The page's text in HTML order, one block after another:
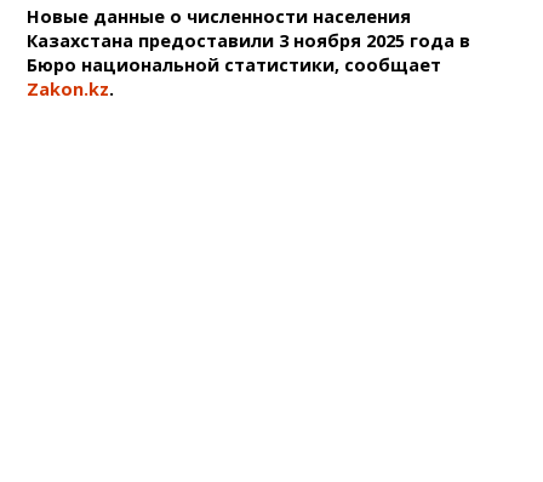
Новые данные о численности населения
Казахстана предоставили 3 ноября 2025 года в
Бюро национальной статистики, сообщает
Zakon.kz.